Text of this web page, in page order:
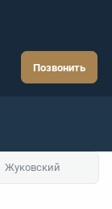
Позвонить
Жуковский